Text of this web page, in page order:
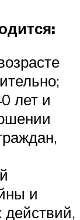
лет и
и